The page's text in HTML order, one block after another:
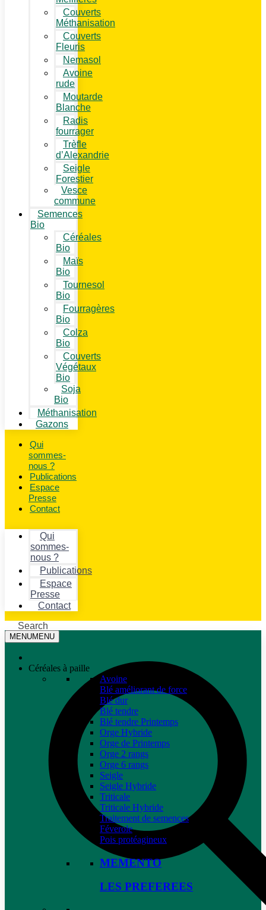
Couverts
Méthanisation
Couverts
Fleuris
Nemasol
Avoine
rude
Moutarde
Blanche
Radis
fourrager
Trèfle
d’Alexandrie
Seigle
Forestier
Vesce
commune
Semences
Bio
Céréales
Bio
Maïs
Bio
Tournesol
Bio
Fourragères
Bio
Colza
Bio
Couverts
Végétaux
Bio
Soja
Bio
Méthanisation
Gazons
Qui
sommes-
nous ?
Publications
Espace
Presse
Contact
Qui
sommes-
nous ?
Publications
Espace
Presse
Contact
Search
MENUMENU
Céréales à paille
Avoine
Blé améliorant de force
Blé dur
Blé tendre
Blé tendre Printemps
Orge Hybride
Orge de Printemps
Orge 2 rangs
Orge 6 rangs
Seigle
Seigle Hybride
Triticale
Triticale Hybride
Traitement de semences
Féverole
Pois protéagineux
MEMENTO
LES PREFEREES